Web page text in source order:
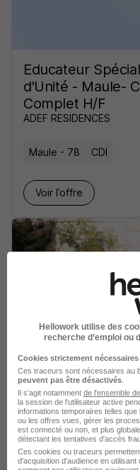
Educateur
d'Unité - Maule-
Complet H/F
ADEF RESIDENCES
Maule - 78 CDI
Voir l’offre
Educateur
Évreux - 27 CDI
Voir l’offre
Hellowork utilise des
recherche d’emploi ou
Cookies strictement nécessaires
Ces traceurs sont nécessaires au
peuvent pas être désactivés
Il s'agit notamment de l'ensemble
la session de l'utilisateur active
informations temporaires telles
ou les offres vues, gérer les
est connecté ou non, et plus
détectant les tentatives d'accès
Ces cookies ou traceurs
d'acquisition d'audience en